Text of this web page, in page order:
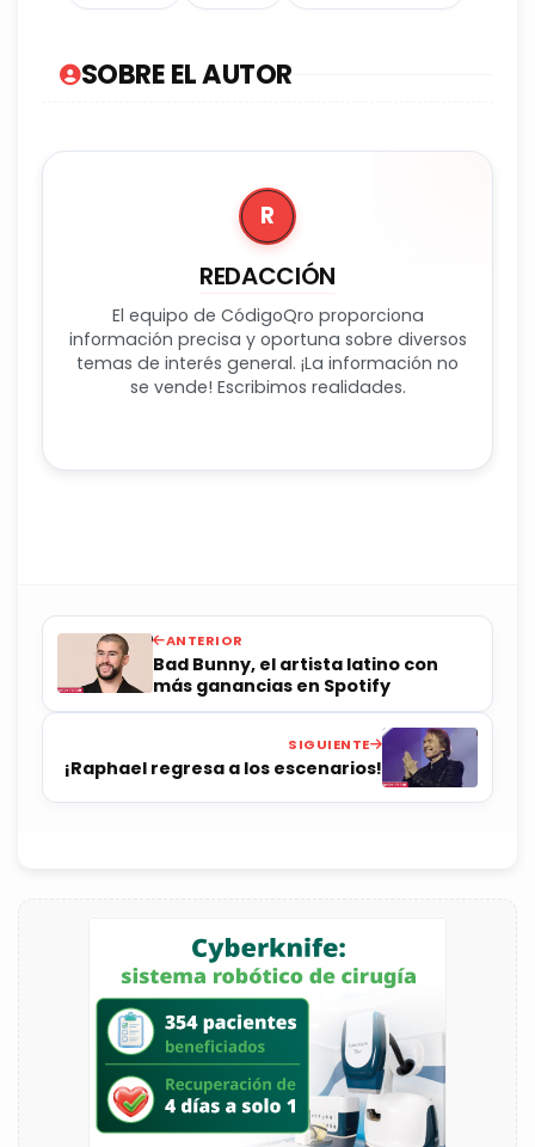
SOBRE EL AUTOR
R
REDACCIÓN
El equipo de CódigoQro proporciona
información precisa y oportuna sobre diversos
temas de interés general. ¡La información no
se vende! Escribimos realidades.
ANTERIOR
Bad Bunny, el artista latino con
más ganancias en Spotify
SIGUIENTE
¡Raphael regresa a los escenarios!